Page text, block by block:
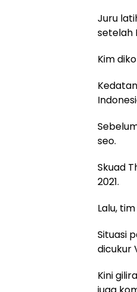
Juru
setelah
Kim
seo.
Skuad
2021.
Lalu,
Situasi
dicukur
Kini